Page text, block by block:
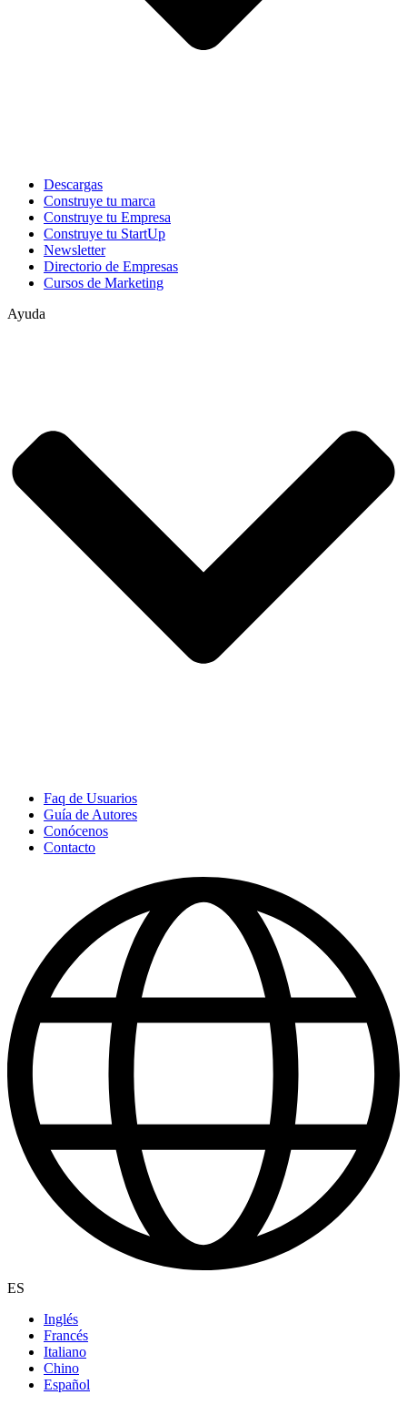
Descargas
Construye tu marca
Construye tu Empresa
Construye tu StartUp
Newsletter
Directorio de Empresas
Cursos de Marketing
Ayuda
Faq de Usuarios
Guía de Autores
Conócenos
Contacto
ES
Inglés
Francés
Italiano
Chino
Español